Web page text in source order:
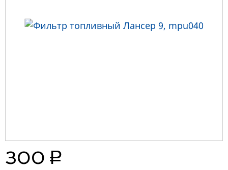
300 руб.